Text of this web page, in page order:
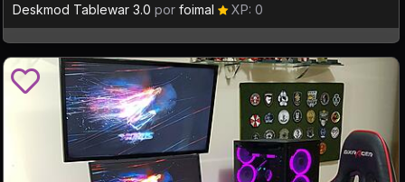
Deskmod Tablewar 3.0 por foimal XP: 0